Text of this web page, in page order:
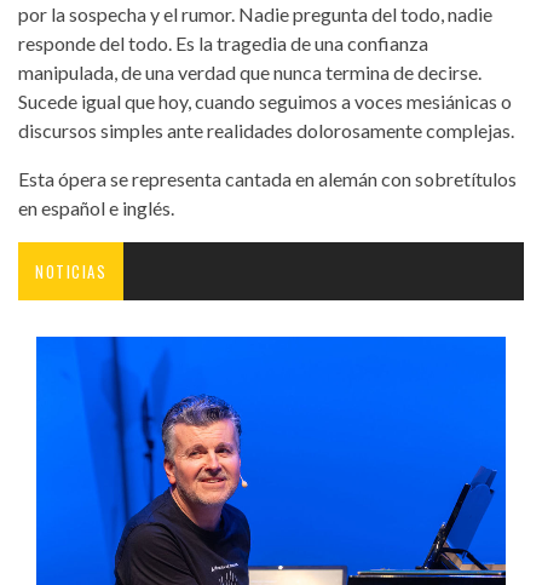
por la sospecha y el rumor. Nadie pregunta del todo, nadie
responde del todo. Es la tragedia de una confianza
manipulada, de una verdad que nunca termina de decirse.
Sucede igual que hoy, cuando seguimos a voces mesiánicas o
discursos simples ante realidades dolorosamente complejas.
Esta ópera se representa cantada en alemán con sobretítulos
en español e inglés.
NOTICIAS